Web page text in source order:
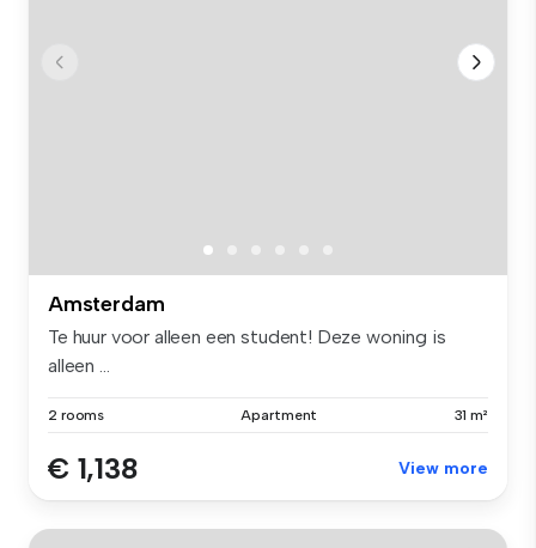
Amsterdam
Te huur voor alleen een student! Deze woning is
alleen ...
2 rooms Apartment 31 m²
€ 1,138 View more